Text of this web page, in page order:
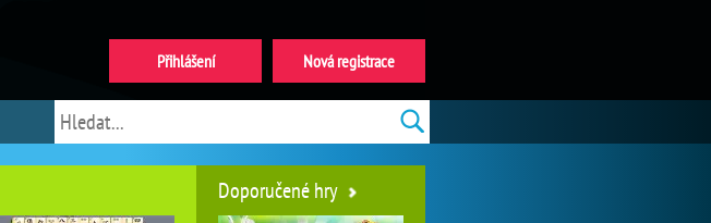
Doporučené hry
Nová registrace
Přihlášení